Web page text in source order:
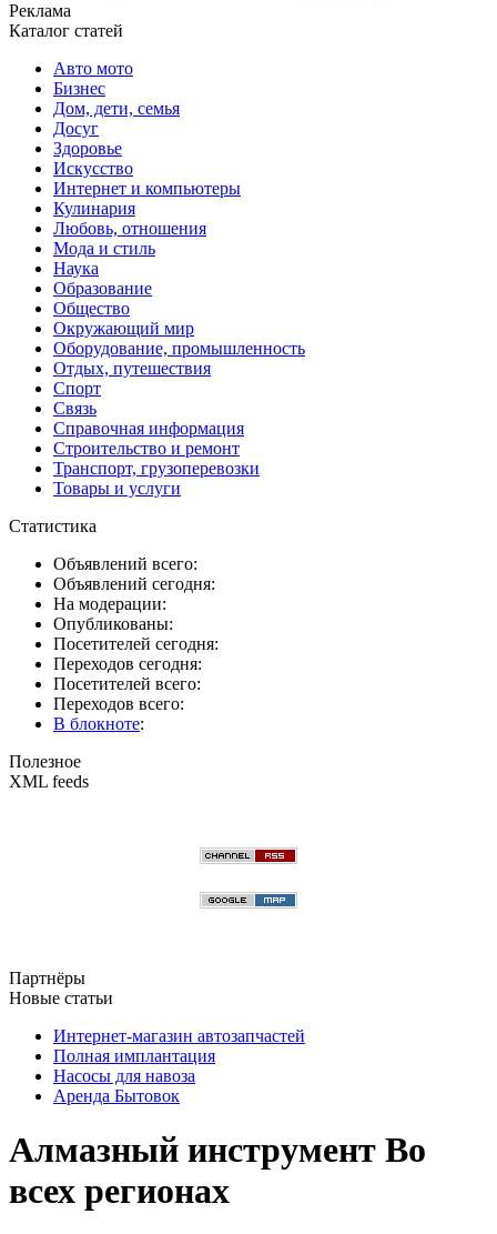
Реклама
Каталог статей
Авто мото
Бизнес
Дом, дети, семья
Досуг
Здоровье
Искусство
Интернет и компьютеры
Кулинария
Любовь, отношения
Мода и стиль
Наука
Образование
Общество
Окружающий мир
Оборудование, промышленность
Отдых, путешествия
Спорт
Связь
Справочная информация
Строительство и ремонт
Транспорт, грузоперевозки
Товары и услуги
Статистика
Объявлений всего:
Объявлений сегодня:
На модерации:
Опубликованы:
Посетителей сегодня:
Переходов сегодня:
Посетителей всего:
Переходов всего:
В блокноте:
Полезное
XML feeds
Партнёры
Новые статьи
Интернет-магазин автозапчастей
Полная имплантация
Насосы для навоза
Аренда Бытовок
Алмазный инструмент Во
всех регионах